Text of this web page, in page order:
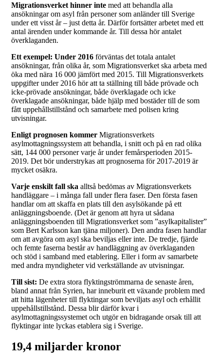
Migrationsverket hinner inte med att behandla alla
ansökningar om asyl från personer som anländer till Sverige
under ett visst år – just detta år. Därför fortsätter arbetet med ett
antal ärenden under kommande år. Till dessa hör antalet
överklaganden.
Ett exempel: Under 2016 förväntas det totala antalet
ansökningar, från olika år, som Migrationsverket ska arbeta med
öka med nära 16 000 jämfört med 2015. Till Migrationsverkets
uppgifter under 2016 hör att ta ställning till både prövade och
icke-prövade ansökningar, både överklagade och icke
överklagade ansökningar, både hjälp med bostäder till de som
fått uppehållstillstånd och samarbete med polisen kring
utvisningar.
Enligt prognosen kommer Migrationsverkets
asylmottagningssystem att behandla, i snitt och på en rad olika
sätt, 144 000 personer varje år under femårsperioden 2015-
2019. Det bör understrykas att prognoserna för 2017-2019 är
mycket osäkra.
Varje enskilt fall ska alltså bedömas av Migrationsverkets
handläggare – i många fall under flera faser. Den första fasen
handlar om att skaffa en plats till den asylsökande på ett
anläggningsboende. (Det är genom att hyra ut sådana
anläggningsboenden till Migrationsverket som ”asylkapitalister”
som Bert Karlsson kan tjäna miljoner). Den andra fasen handlar
om att avgöra om asyl ska beviljas eller inte. De tredje, fjärde
och femte faserna består av handläggning av överklaganden
och stöd i samband med etablering. Eller i form av samarbete
med andra myndigheter vid verkställande av utvisningar.
Till sist: De extra stora flyktingströmmarna de senaste åren,
bland annat från Syrien, har inneburit ett växande problem med
att hitta lägenheter till flyktingar som beviljats asyl och erhållit
uppehållstillstånd. Dessa blir därför kvar i
asylmottagningssystemet och utgör en bidragande orsak till att
flyktingar inte lyckas etablera sig i Sverige.
19,4 miljarder kronor